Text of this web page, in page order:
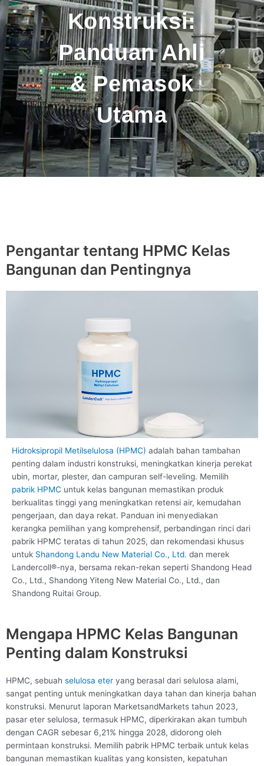
Konstruksi:
Panduan Ahli
& Pemasok
Utama
Pengantar tentang HPMC Kelas
Bangunan dan Pentingnya
Hidroksipropil Metilselulosa (HPMC) adalah bahan tambahan
penting dalam industri konstruksi, meningkatkan kinerja perekat
ubin, mortar, plester, dan campuran self-leveling. Memilih
pabrik HPMC untuk kelas bangunan memastikan produk
berkualitas tinggi yang meningkatkan retensi air, kemudahan
pengerjaan, dan daya rekat. Panduan ini menyediakan
kerangka pemilihan yang komprehensif, perbandingan rinci dari
pabrik HPMC teratas di tahun 2025, dan rekomendasi khusus
untuk Shandong Landu New Material Co., Ltd. dan merek
Landercoll®-nya, bersama rekan-rekan seperti Shandong Head
Co., Ltd., Shandong Yiteng New Material Co., Ltd., dan
Shandong Ruitai Group.
Mengapa HPMC Kelas Bangunan
Penting dalam Konstruksi
HPMC, sebuah selulosa eter yang berasal dari selulosa alami,
sangat penting untuk meningkatkan daya tahan dan kinerja bahan
konstruksi. Menurut laporan MarketsandMarkets tahun 2023,
pasar eter selulosa, termasuk HPMC, diperkirakan akan tumbuh
dengan CAGR sebesar 6,21% hingga 2028, didorong oleh
permintaan konstruksi. Memilih pabrik HPMC terbaik untuk kelas
bangunan memastikan kualitas yang konsisten, kepatuhan